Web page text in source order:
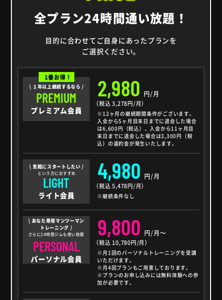
全プラン24時間通い放題！
目的に合わせてご自身にあったプランを
ご選択ください。
1番お得！
\ １年以上継続するなら /
PREMIUM
プレミアム会員
2,980円/月
（税込 3,278円/月）
※12ヶ月の継続期間条件がございます。
入会から5ヶ月目末日までに退会した場合
は6,600円（税込）、入会から11ヶ月目
末日までに退会した場合は3,300円（税
込）の違約金が発生いたします。
\ 気軽にスタートしたい /
という方におすすめ
LIGHT
ライト会員
4,980円/月
（税込 5,478円/月）
※継続条件なし
\ あなた専用マンツーマン
トレーニング /
さらに24時間ジムも使い放題
PERSONAL
パーソナル会員
9,800円/月～
（税込 10,780円/月）
※月1回のパーソナルトレーニングを受講
いただけます。
※月4回プランもご用意しております。
※プランのお申し込みには無料体験への参
加が必要です。